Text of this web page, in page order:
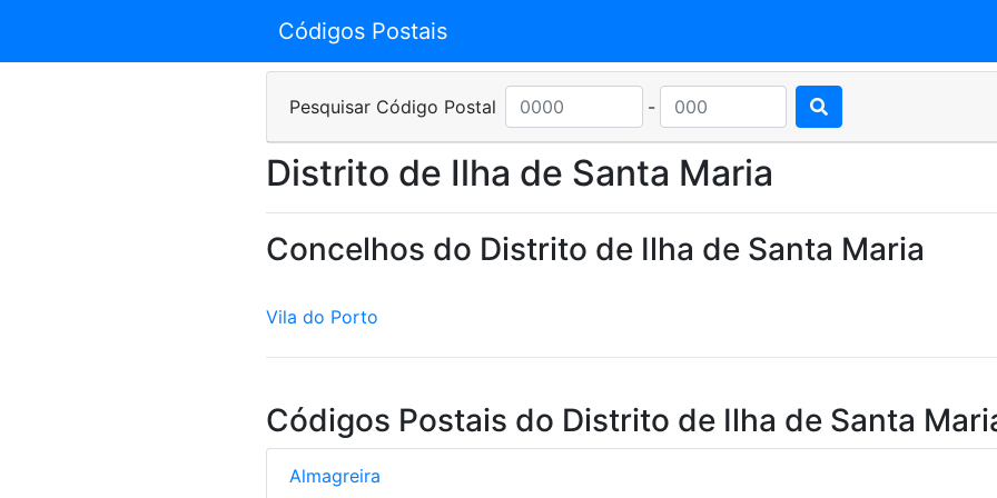
Códigos Postais
Pesquisar Código Postal -
Distrito de Ilha de Santa Maria
Concelhos do Distrito de Ilha de Santa Maria
Vila do Porto
Códigos Postais do Distrito de Ilha de Santa
Almagreira